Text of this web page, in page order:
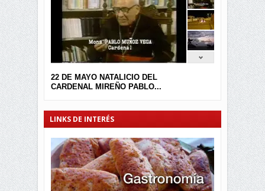
22 DE MAYO NATALICIO DEL
CARDENAL MIREÑO PABLO...
LINKS DE INTERÉS